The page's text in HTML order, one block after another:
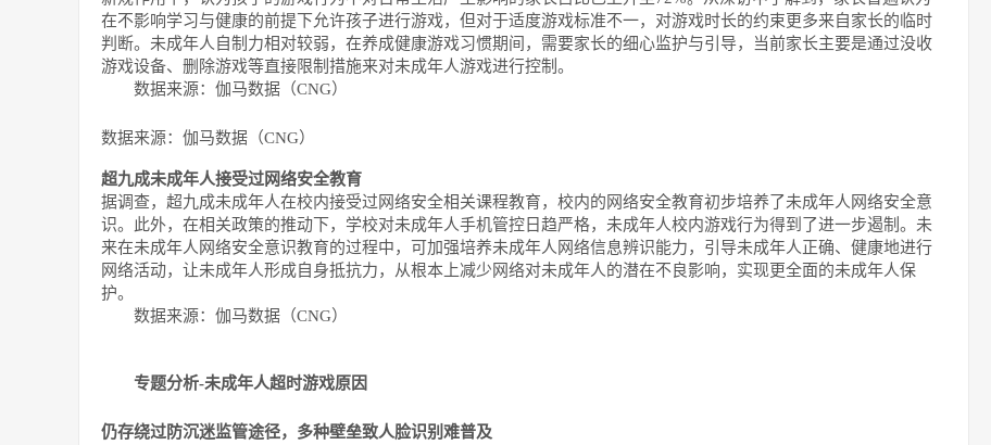
在不影响学习与健康的前提下允许孩子进行游戏，但对于适度游戏标准不一，对游戏时长的约束更多来自家长的临时
判断。未成年人自制力相对较弱，在养成健康游戏习惯期间，需要家长的细心监护与引导，当前家长主要是通过没收
游戏设备、删除游戏等直接限制措施来对未成年人游戏进行控制。
数据来源：伽马数据（CNG）
数据来源：伽马数据（CNG）
超九成未成年人接受过网络安全教育
据调查，超九成未成年人在校内接受过网络安全相关课程教育，校内的网络安全教育初步培养了未成年人网络安全意
识。此外，在相关政策的推动下，学校对未成年人手机管控日趋严格，未成年人校内游戏行为得到了进一步遏制。未
来在未成年人网络安全意识教育的过程中，可加强培养未成年人网络信息辨识能力，引导未成年人正确、健康地进行
网络活动，让未成年人形成自身抵抗力，从根本上减少网络对未成年人的潜在不良影响，实现更全面的未成年人保
护。
数据来源：伽马数据（CNG）
专题分析-未成年人超时游戏原因
仍存绕过防沉迷监管途径，多种壁垒致人脸识别难普及